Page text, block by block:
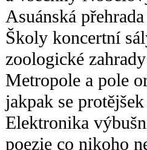
Asuánská
Školy koncertní
zoologické
Metropole a pole
jakpak se
Elektronika
poezie co nikoho